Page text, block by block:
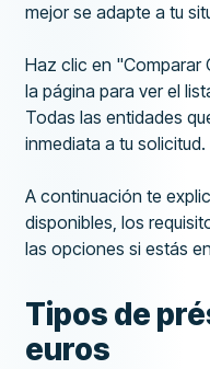
mejor se adapte a tu
Haz clic en "Comparar
la página para ver el
Todas las entidades
inmediata a tu solicitud.
A continuación te
disponibles, los
las opciones si estás
Tipos de
euros